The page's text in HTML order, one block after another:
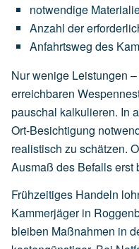
notwendige
Anzahl der
Anfahrtsweg des
Nur wenige Leistungen
erreichbaren
pauschal kalkulieren. In
Ort-Besichtigung
realistisch zu schätzen.
Ausmaß des Befalls erst
Frühzeitiges Handeln
Kammerjäger in
bleiben Maßnahmen in